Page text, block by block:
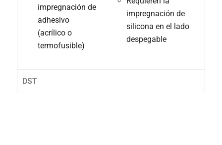
impregnación de
adhesivo
(acrílico o
termofusible)
impregnación de
silicona en el lado
despegable
DST